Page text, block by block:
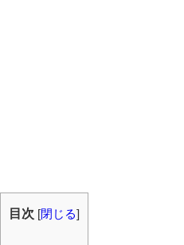
目次 閉じる